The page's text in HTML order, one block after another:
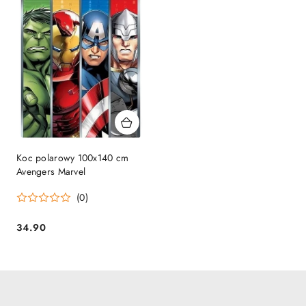
Koc polarowy 100x140 cm
Avengers Marvel
(0)
Cena:
34.90